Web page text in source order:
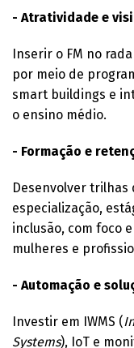
- Atratividade e
Inserir o FM no
por meio de
smart buildings e
o ensino médio.
- Formação e
Desenvolver trilhas
especialização,
inclusão, com foco
mulheres e
- Automação e
Investir em IWMS (
Systems), IoT e